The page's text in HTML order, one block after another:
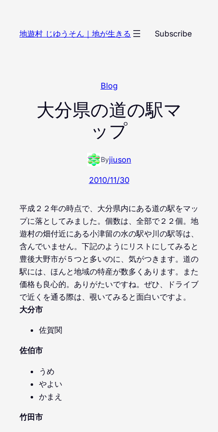
地遊村 じゆうそん｜地が生きる Subscribe
Blog
大分県の道の駅マ
ップ
Byjiuson
2010/11/30
平成２２年の時点で、大分県内にある道の駅をマッ
プに落としてみました。個数は、全部で２２個。地
遊村の畑付近にある小津留の水の駅や川の駅等は、
含んでいません。下記のようにリストにしてみると
豊後大野市が５つと多いのに、気がつきます。道の
駅には、ほんと地域の特産が数多くあります。また
価格も良心的。ありがたいですね。ぜひ、ドライブ
で近くを通る際は、覗いてみると面白いですよ。
大分市
佐賀関
佐伯市
うめ
やよい
かまえ
竹田市